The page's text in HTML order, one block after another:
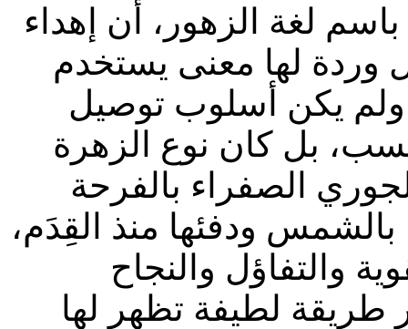
لغة الزهور، أن إهداء
وردة لها معنى يستخدم
ولم يكن أسلوب توصيل
بل كان نوع الزهرة
الصفراء بالفرحة
بالشمس ودفئها منذ القِدَم،
والتفاؤل والنجاح
طريقة لطيفة تظهر لها